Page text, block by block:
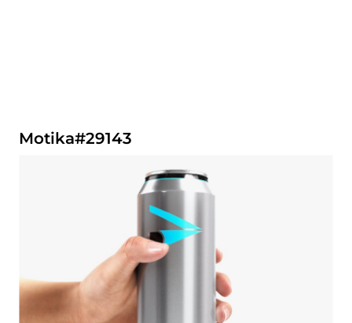
Motika#29143